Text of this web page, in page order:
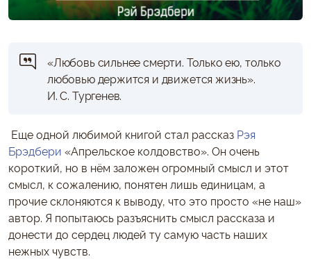
«Любовь сильнее смерти. Только ею, только
любовью держится и движется жизнь».
И. С. Тургенев.
Еще одной любимой книгой стал рассказ Рэя
Брэдбери «Апрельское колдовство». Он очень
короткий, но в нём заложен огромный смысл и этот
смысл, к сожалению, понятен лишь единицам, а
прочие склоняются к выводу, что это просто «не наш»
автор. Я попытаюсь разъяснить смысл рассказа и
донести до сердец людей ту самую часть наших
нежных чувств.